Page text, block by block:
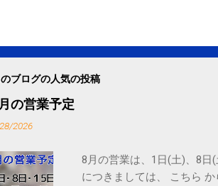
ブログの人気の投稿
の営業予定
2026
8月の営業は、1日(土)、8日
につきましては、 こちら